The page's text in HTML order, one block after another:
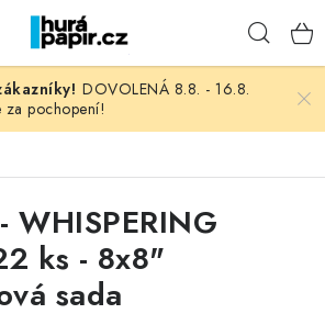
DOVOLENÁ 8.8. - 16.8.
pochopení!
WHISPERING
ks - 8x8"
sada